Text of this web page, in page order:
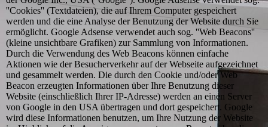
''Cookies'' (Textdateien), die auf Ihrem Computer gespeichert
werden und die eine Analyse der Benutzung der Website durch Sie
ermöglicht. Google Adsense verwendet auch sog. ''Web Beacons''
(kleine unsichtbare Grafiken) zur Sammlung von Informationen.
Durch die Verwendung des Web Beacons können einfache
Aktionen wie der Besucherverkehr auf der Webseite aufgezeichnet
und gesammelt werden. Die durch den Cookie und/oder Web
Beacon erzeugten Informationen über Ihre Benutzung dieser
Website (einschließlich Ihrer IP-Adresse) werden an einen Server
von Google in den USA übertragen und dort gespeichert. Google
wird diese Informationen benutzen, um Ihre Nutzung der Website